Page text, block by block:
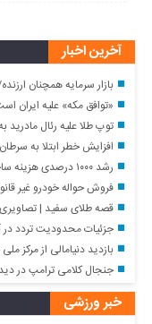
آخرین اخبار
بازار سرمایه همچنان ارزنده/
«توافق مکه» علیه ایران
توپ طلا علیه رئال
افزایش خطر ابتلا به سرطان
رشد ۱۰۰۰ درصدی هزینه ساخت مسکن/هزینه ساخت یک متر واحد مسکونی چقدر است؟+ جدول
فروش حواله خودرو غیر
قصه طلای سفید | تصاویری از
جزئیات محدودیت تردد در
بازدید دنیامالی از مرکز
جنجال کلامی ترامپ در
خبر ورزشی